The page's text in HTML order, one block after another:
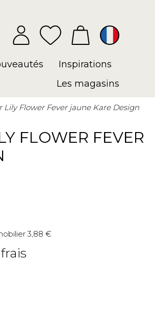
Inspirations
Les magasins
Lily Flower Fever jaune Kare Design
FLOWER FEVER
3,88 €